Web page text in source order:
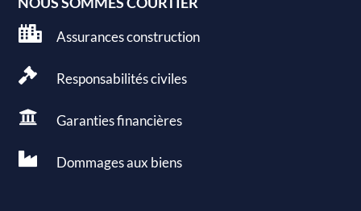
 Assurances construction
 Responsabilités civiles
 Garantiesfinancières
 Dommages aux biens